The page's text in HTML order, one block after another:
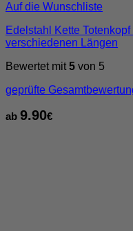
Auf die Wunschliste
Edelstahl Kette
verschiedenen Längen
Bewertet mit5 von 5
geprüfte
ab 9.90€